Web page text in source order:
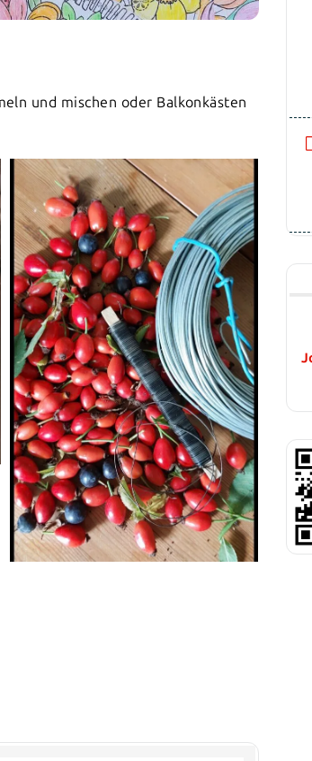
und mischen oder Balkonkästen